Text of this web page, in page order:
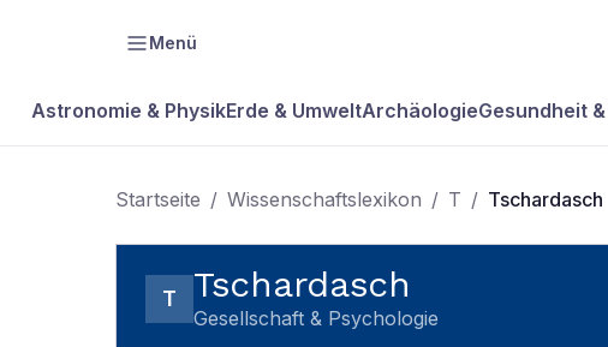
Menü
Astronomie & PhysikErde & UmweltArchäologieGesundheit
Startseite / Wissenschaftslexikon / T / Tschardasch
T Tschardasch
Gesellschaft & Psychologie